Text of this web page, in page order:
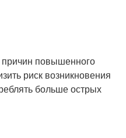
повышенного
риск возникновения
больше острых